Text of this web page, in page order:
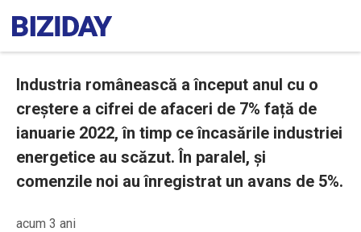
Industria românească a început anul cu o
creștere a cifrei de afaceri de 7% față de
ianuarie 2022, în timp ce încasările industriei
energetice au scăzut. În paralel, și
comenzile noi au înregistrat un avans de 5%.
acum 3 ani